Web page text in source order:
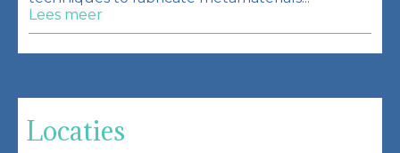
Lees meer
Locaties